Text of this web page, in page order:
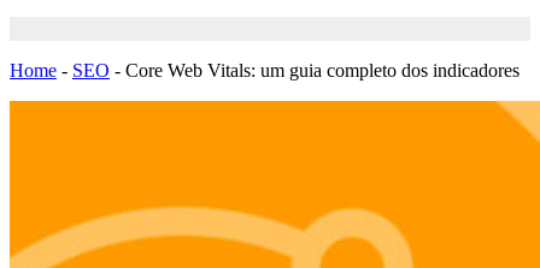
Home - SEO - Core Web Vitals: um guia completo dos indicadores